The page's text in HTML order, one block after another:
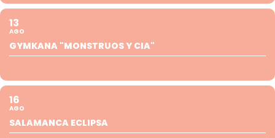
13
AGO
GYMKANA "MONSTRUOS Y CIA"
16
AGO
SALAMANCA ECLIPSA